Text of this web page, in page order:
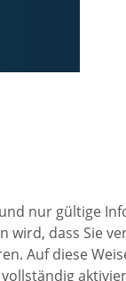
nur gültige
dass Sie
Auf diese